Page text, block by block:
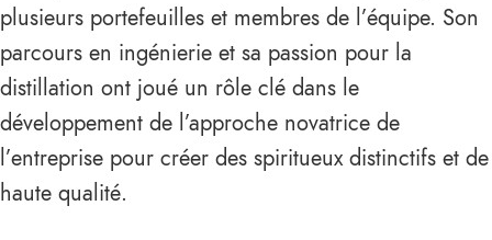
plusieurs portefeuilles et membres de l’équipe. Son
parcours en ingénierie et sa passion pour la
distillation ont joué un rôle clé dans le
développement de l’approche novatrice de
l’entreprise pour créer des spiritueux distinctifs et de
haute qualité.